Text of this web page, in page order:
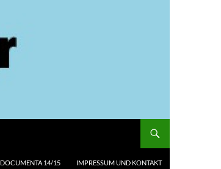
DOCUMENTA 14/15 IMPRESSUM UND KONTAKT